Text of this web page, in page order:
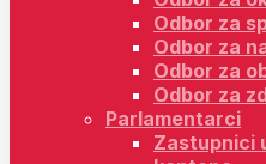
Odbor za
Odbor za
Odbor za
Odbor za
Parlamentarci
Zastupnici